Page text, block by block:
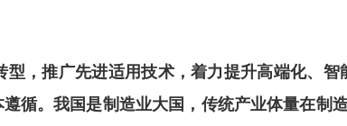
，推广先进适用技术，着力提升高端化、智
循。我国是制造业大国，传统产业体量在制